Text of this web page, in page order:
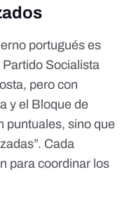
portugués es
Socialista
pero con
y el Bloque de
puntuales, sino que
. Cada
para coordinar los